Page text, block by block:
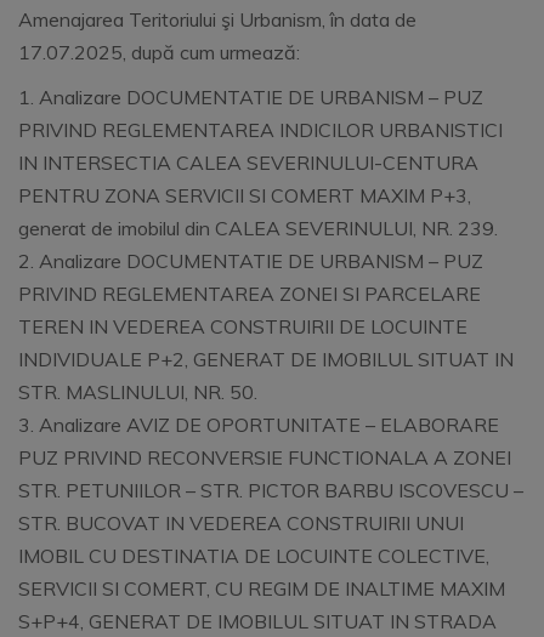
Amenajarea Teritoriului şi Urbanism, în data de
17.07.2025, după cum urmează:
1. Analizare DOCUMENTATIE DE URBANISM – PUZ
PRIVIND REGLEMENTAREA INDICILOR URBANISTICI
IN INTERSECTIA CALEA SEVERINULUI-CENTURA
PENTRU ZONA SERVICII SI COMERT MAXIM P+3,
generat de imobilul din CALEA SEVERINULUI, NR. 239.
2. Analizare DOCUMENTATIE DE URBANISM – PUZ
PRIVIND REGLEMENTAREA ZONEI SI PARCELARE
TEREN IN VEDEREA CONSTRUIRII DE LOCUINTE
INDIVIDUALE P+2, GENERAT DE IMOBILUL SITUAT IN
STR. MASLINULUI, NR. 50.
3. Analizare AVIZ DE OPORTUNITATE – ELABORARE
PUZ PRIVIND RECONVERSIE FUNCTIONALA A ZONEI
STR. PETUNIILOR – STR. PICTOR BARBU ISCOVESCU –
STR. BUCOVAT IN VEDEREA CONSTRUIRII UNUI
IMOBIL CU DESTINATIA DE LOCUINTE COLECTIVE,
SERVICII SI COMERT, CU REGIM DE INALTIME MAXIM
S+P+4, GENERAT DE IMOBILUL SITUAT IN STRADA